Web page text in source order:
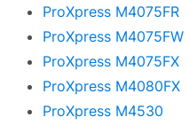
ProXpress M4075FR
ProXpress M4075FW
ProXpress M4075FX
ProXpress M4080FX
ProXpress M4530